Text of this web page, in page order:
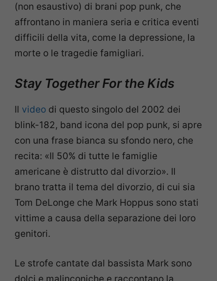
(non esaustivo) di brani pop punk, che
affrontano in maniera seria e critica eventi
difficili della vita, come la depressione, la
morte o le tragedie famigliari.
Stay Together For the Kids
Il video di questo singolo del 2002 dei
blink-182, band icona del pop punk, si apre
con una frase bianca su sfondo nero, che
recita: «Il 50% di tutte le famiglie
americane è distrutto dal divorzio». Il
brano tratta il tema del divorzio, di cui sia
Tom DeLonge che Mark Hoppus sono stati
vittime a causa della separazione dei loro
genitori.
Le strofe cantate dal bassista Mark sono
dolci e malinconiche e raccontano la